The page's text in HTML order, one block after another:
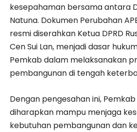
kesepahaman bersama antara
Natuna. Dokumen Perubahan
resmi diserahkan Ketua DPRD
Cen Sui Lan, menjadi dasar
Pemkab dalam melaksanakan
pembangunan di tengah
Dengan pengesahan ini,
diharapkan mampu menjaga
kebutuhan pembangunan dan